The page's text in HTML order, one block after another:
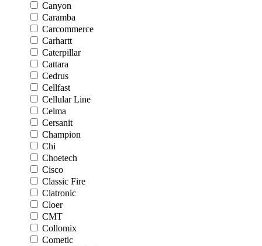
Canyon
Caramba
Carcommerce
Carhartt
Caterpillar
Cattara
Cedrus
Cellfast
Cellular Line
Celma
Cersanit
Champion
Chi
Choetech
Cisco
Classic Fire
Clatronic
Cloer
CMT
Collomix
Cometic